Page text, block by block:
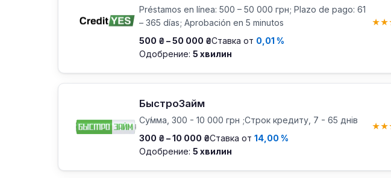
Préstamos en línea: 500 – 50 000 грн; Plazo de pago: 61
– 365 días; Aprobación en 5 minutos
500 ₴ – 50 000 ₴Ставка от 0,01 %
Одобрение: 5 хвилин
★★
БыстроЗайм
Су́мма, 300 - 10 000 грн ;Строк кредиту, 7 - 65 днів
300 ₴ – 10 000 ₴Ставка от 14,00 %
Одобрение: 5 хвилин
★★